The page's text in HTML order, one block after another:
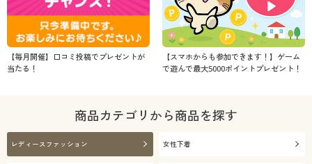
【毎月開催】口コミ投稿でプレゼントが
当たる！
【スマホからも参加できます！】ゲーム
で遊んで最大5000ポイントプレゼント！
商品カテゴリから商品を探す
レディースファッション 女性下着